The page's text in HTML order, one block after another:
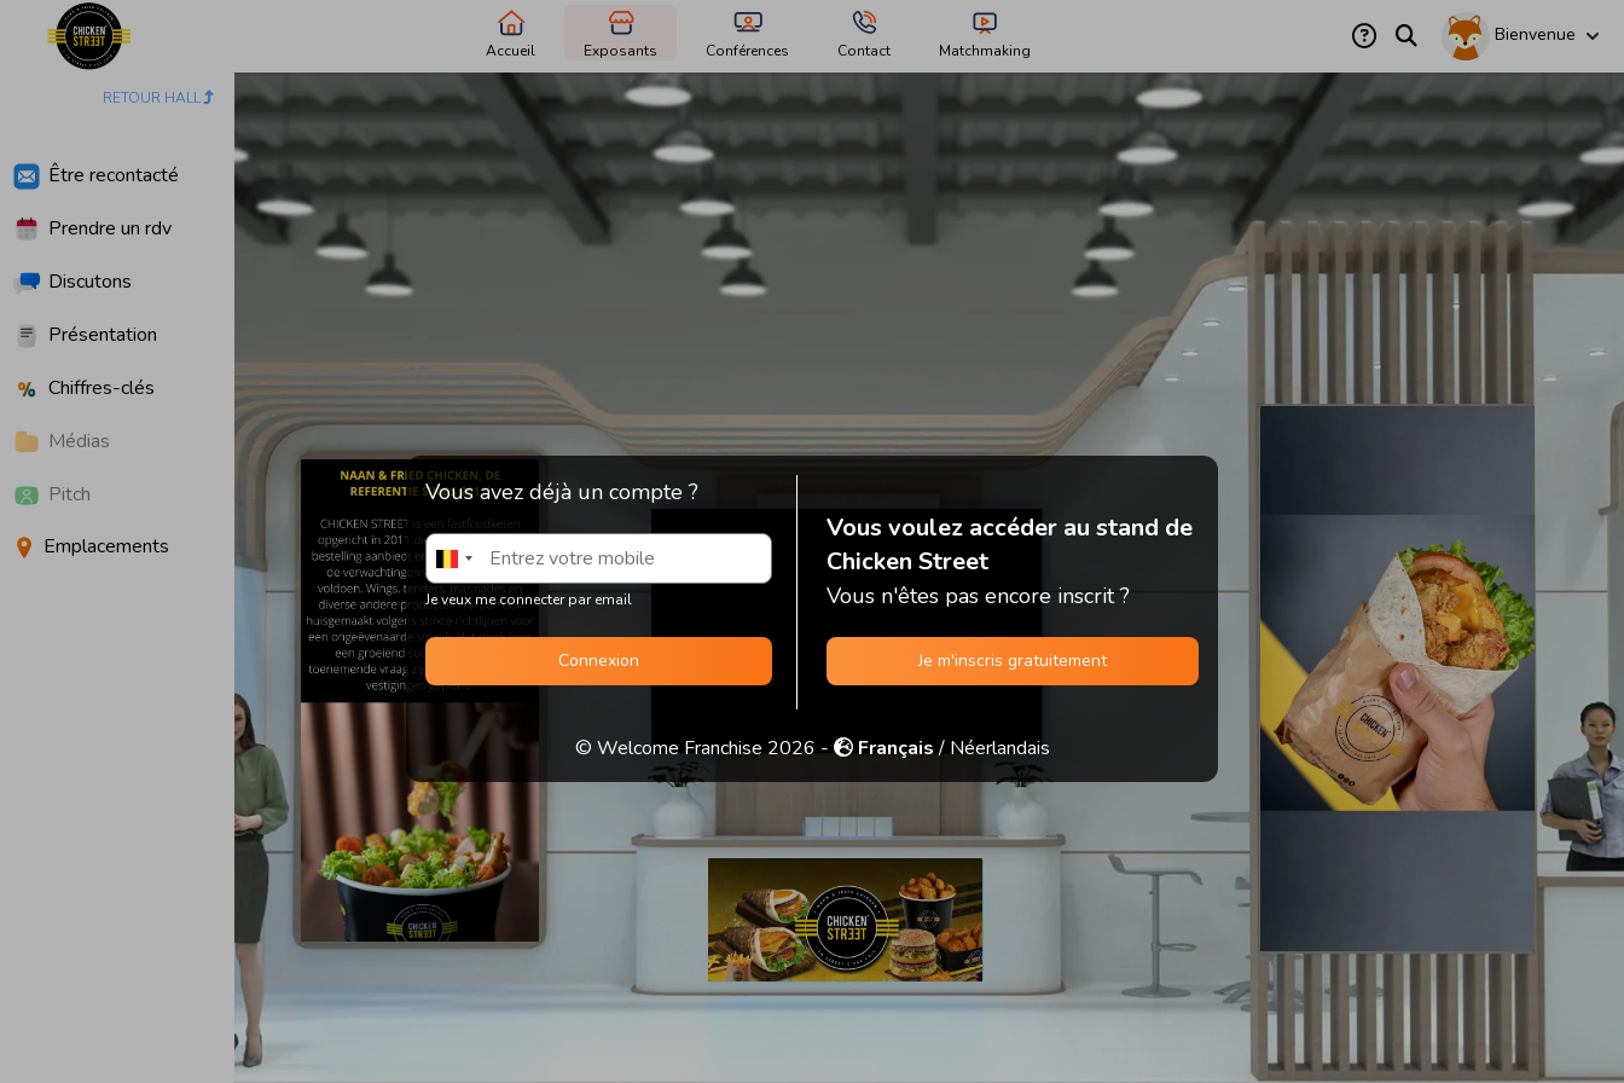
Accueil Exposants Conférences Contact Matchmaking
Bienvenue
RETOUR HALL
Être recontacté
Prendre un rdv
Discutons
Présentation
Chiffres-clés
Médias
Pitch
Emplacements
Vous avez déjà un compte ?
Je veux me connecter par email
Connexion
Vous voulez accéder au stand de
Chicken Street
Vous n'êtes pas encore inscrit ?
Je m'inscris gratuitement
© Welcome Franchise 2026 - Français / Néerlandais